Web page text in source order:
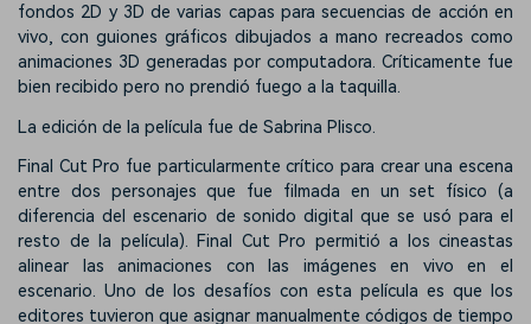
fondos 2D y 3D de varias capas para secuencias de acción en
vivo, con guiones gráficos dibujados a mano recreados como
animaciones 3D generadas por computadora. Críticamente fue
bien recibido pero no prendió fuego a la taquilla.
La edición de la película fue de Sabrina Plisco.
Final Cut Pro fue particularmente crítico para crear una escena
entre dos personajes que fue filmada en un set físico (a
diferencia del escenario de sonido digital que se usó para el
resto de la película). Final Cut Pro permitió a los cineastas
alinear las animaciones con las imágenes en vivo en el
escenario. Uno de los desafíos con esta película es que los
editores tuvieron que asignar manualmente códigos de tiempo